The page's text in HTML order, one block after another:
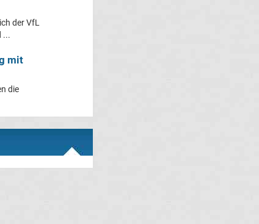
der VfL
...
mit
die